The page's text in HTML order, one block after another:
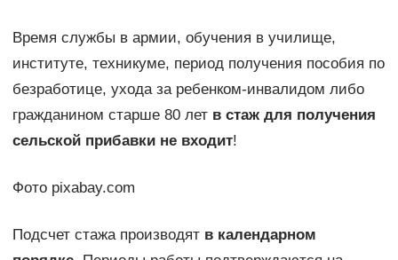
Время службы в армии, обучения в училище,
институте, техникуме, период получения пособия по
безработице, ухода за ребенком-инвалидом либо
гражданином старше 80 лет в стаж для получения
сельской прибавки не входит!
Фото pixabay.com
Подсчет стажа производят в календарном